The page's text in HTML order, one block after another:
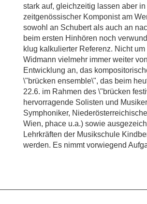
stark auf, gleichzeitig lassen aber
zeitgenössischer Komponist am
sowohl an Schubert als auch an
beim ersten Hinhören noch
klug kalkulierter Referenz. Nicht
Widmann vielmehr immer weiter
Entwicklung an, das
\"brücken ensemble\", das beim
22.6. im Rahmen des \"brücken
hervorragende Solisten und
Symphoniker,
Wien, phace u.a.) sowie
Lehrkräften der Musikschule
werden. Es nimmt vorwiegend